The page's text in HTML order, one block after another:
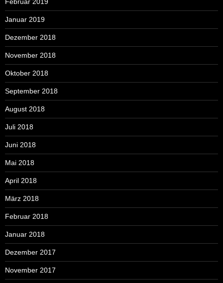
Januar 2019
Dezember 2018
November 2018
Oktober 2018
September 2018
August 2018
Juli 2018
Juni 2018
Mai 2018
April 2018
März 2018
Februar 2018
Januar 2018
Dezember 2017
November 2017